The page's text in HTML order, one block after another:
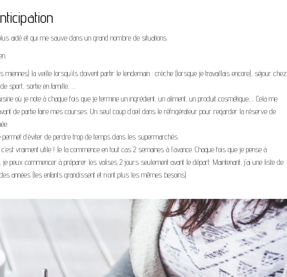
aidé et qui me sauve dans un grand nombre de situations.
miennes) la veille lorsqu’ils doivent partir le lendemain : crèche (lorsque je travaillais encore), séjour chez
sport, sortie en famille, …
où je note à chaque fois que je termine un ingrédient, un aliment, un produit cosmétique,… Cela me
de partie faire mes courses. Un seul coup d’œil dans le réfrigérateur pour regarder la réserve de
permet d’éviter de perdre trop de temps dans les supermarchés.
vraiment utile ! Je la commence en tout cas 2 semaines à l’avance. Chaque fois que je pense à
je peux commencer à préparer les valises 2 jours seulement avant le départ. Maintenant, j’ai une liste de
années (les enfants grandissent et n’ont plus les mêmes besoins).